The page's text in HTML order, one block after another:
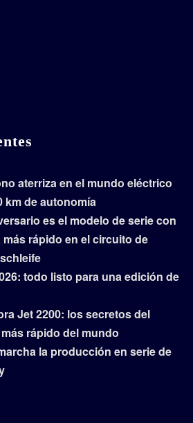
aterriza en el mundo eléctrico
km de autonomía
es el modelo de serie con
rápido en el circuito de
todo listo para una edición de
Jet 2200: los secretos del
rápido del mundo
la producción en serie de